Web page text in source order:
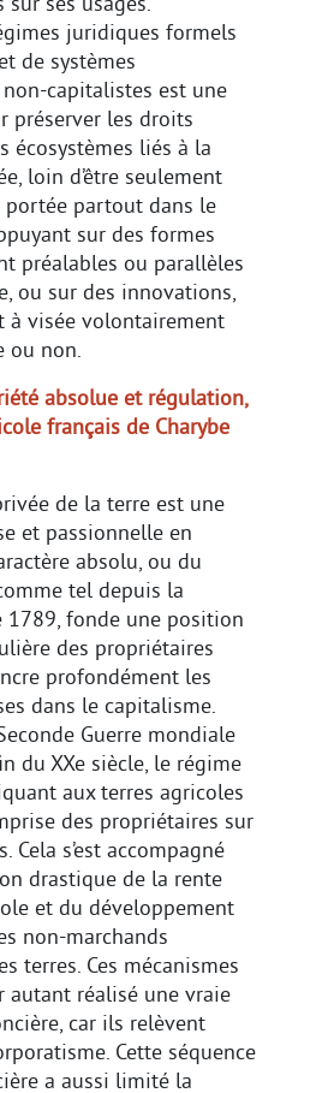
juridiques formels
de systèmes
capitalistes est une
préserver les droits
écosystèmes liés à la
loin d’être seulement
portée partout dans le
sur des formes
préalables ou parallèles
ou sur des innovations,
à visée volontairement
ou non.
absolue et régulation,
français de Charybe
de la terre est une
et passionnelle en
absolu, ou du
tel depuis la
1789, fonde une position
des propriétaires
profondément les
dans le capitalisme.
Guerre mondiale
du XXe siècle, le régime
aux terres agricoles
des propriétaires sur
Cela s’est accompagné
drastique de la rente
et du développement
non-marchands
terres. Ces mécanismes
autant réalisé une vraie
car ils relèvent
Cette séquence
a aussi limité la